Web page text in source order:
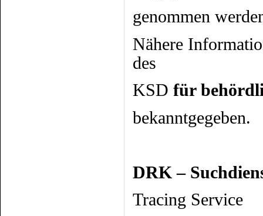
genommen
Nähere
des
KSDfür
bekanntgegeben.
DRK –
Tracing Service